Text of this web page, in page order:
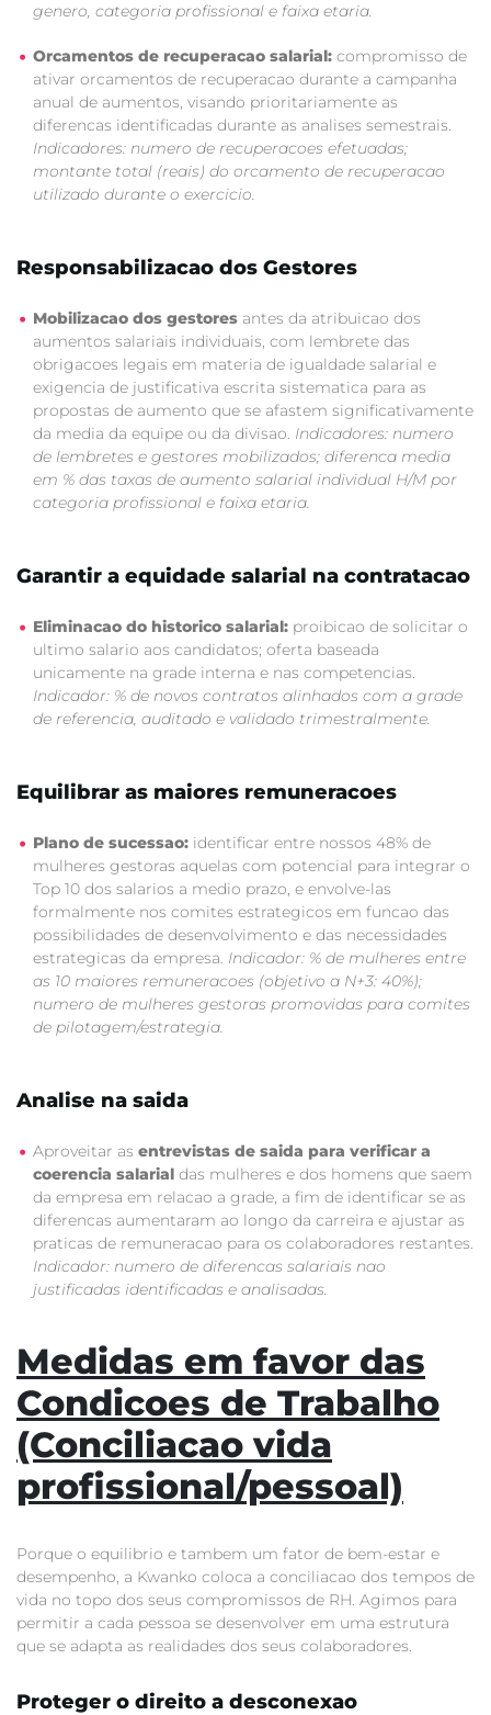
genero, categoria profissional e faixa etaria.
Orcamentos de recuperacao salarial: compromisso de
ativar orcamentos de recuperacao durante a campanha
anual de aumentos, visando prioritariamente as
diferencas identificadas durante as analises semestrais.
Indicadores: numero de recuperacoes efetuadas;
montante total (reais) do orcamento de recuperacao
utilizado durante o exercicio.
Responsabilizacao dos Gestores
Mobilizacao dos gestores antes da atribuicao dos
aumentos salariais individuais, com lembrete das
obrigacoes legais em materia de igualdade salarial e
exigencia de justificativa escrita sistematica para as
propostas de aumento que se afastem significativamente
da media da equipe ou da divisao. Indicadores: numero
de lembretes e gestores mobilizados; diferenca media
em % das taxas de aumento salarial individual H/M por
categoria profissional e faixa etaria.
Garantir a equidade salarial na contratacao
Eliminacao do historico salarial: proibicao de solicitar o
ultimo salario aos candidatos; oferta baseada
unicamente na grade interna e nas competencias.
Indicador: % de novos contratos alinhados com a grade
de referencia, auditado e validado trimestralmente.
Equilibrar as maiores remuneracoes
Plano de sucessao: identificar entre nossos 48% de
mulheres gestoras aquelas com potencial para integrar o
Top 10 dos salarios a medio prazo, e envolve-las
formalmente nos comites estrategicos em funcao das
possibilidades de desenvolvimento e das necessidades
estrategicas da empresa. Indicador: % de mulheres entre
as 10 maiores remuneracoes (objetivo a N+3: 40%);
numero de mulheres gestoras promovidas para comites
de pilotagem/estrategia.
Analise na saida
Aproveitar as entrevistas de saida para verificar a
coerencia salarial das mulheres e dos homens que saem
da empresa em relacao a grade, a fim de identificar se as
diferencas aumentaram ao longo da carreira e ajustar as
praticas de remuneracao para os colaboradores restantes.
Indicador: numero de diferencas salariais nao
justificadas identificadas e analisadas.
Medidas em favor das
Condicoes de Trabalho
(Conciliacao vida
profissional/pessoal)
Porque o equilibrio e tambem um fator de bem-estar e
desempenho, a Kwanko coloca a conciliacao dos tempos de
vida no topo dos seus compromissos de RH. Agimos para
permitir a cada pessoa se desenvolver em uma estrutura
que se adapta as realidades dos seus colaboradores.
Proteger o direito a desconexao